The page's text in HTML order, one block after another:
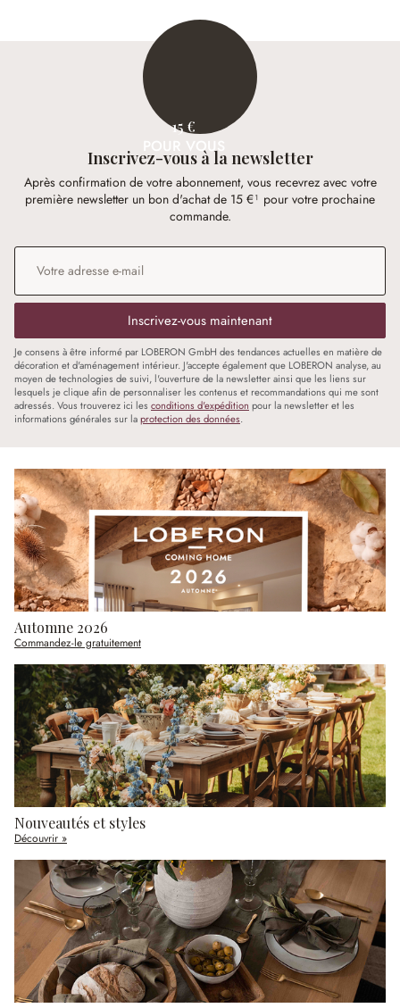
15 €
POUR VOUS
Inscrivez-vous à la newsletter
Après confirmation de votre abonnement, vous recevrez avec votre
première newsletter un bon d'achat de 15 €¹ pour votre prochaine
commande.
Adresse e-mail
Inscrivez-vous maintenant
Je consens à être informé par LOBERON GmbH des tendances actuelles en matière de
décoration et d'aménagement intérieur. J'accepte également que LOBERON analyse, au
moyen de technologies de suivi, l'ouverture de la newsletter ainsi que les liens sur
lesquels je clique afin de personnaliser les contenus et recommandations qui me sont
adressés. Vous trouverez ici les conditions d'expédition pour la newsletter et les
informations générales sur laprotection des données.
Automne 2026
Commandez-le gratuitement
Nouveautés et styles
Découvrir »